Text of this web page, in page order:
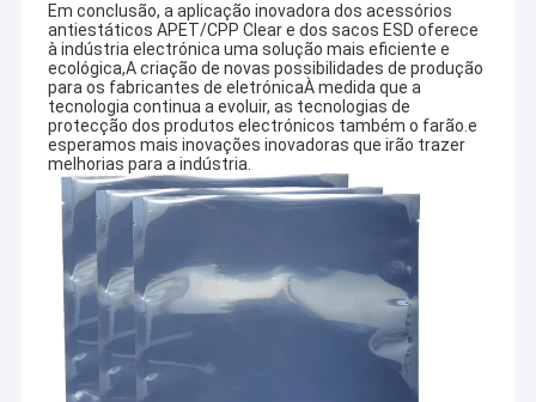
Torniquete seguro da entrada
Acessórios da sala de limpeza
Faixa de cobertura
Tubo do ESD
Reel de plástico
Bandejas plásticas do ESD
Caixa de empacotamento da bolha
Em conclusão, a aplicação inovadora dos acessórios
antiestáticos APET/CPP Clear e dos sacos ESD oferece
à indústria electrónica uma solução mais eficiente e
ecológica,A criação de novas possibilidades de produção
para os fabricantes de eletrónicaÀ medida que a
tecnologia continua a evoluir, as tecnologias de
protecção dos produtos electrónicos também o farão.e
esperamos mais inovações inovadoras que irão trazer
melhorias para a indústria.